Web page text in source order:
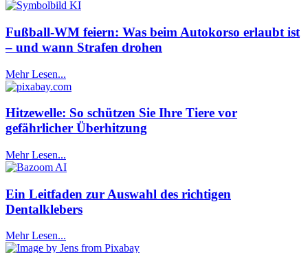
Fußball-WM feiern: Was beim Autokorso erlaubt ist
– und wann Strafen drohen
Mehr Lesen...
Hitzewelle: So schützen Sie Ihre Tiere vor
gefährlicher Überhitzung
Mehr Lesen...
Ein Leitfaden zur Auswahl des richtigen
Dentalklebers
Mehr Lesen...